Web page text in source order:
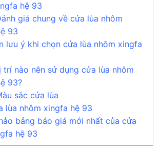
hệ 93
giá chung về cửa lùa nhôm
93
lưu ý khi chọn cửa lùa nhôm xingfa
trí nào nên sử dụng cửa lùa nhôm
93?
sắc cửa lùa
lùa nhôm xingfa hệ 93
bảng báo giá mới nhất của cửa
hệ 93